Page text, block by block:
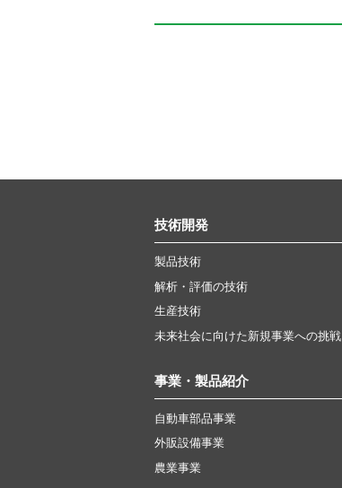
技術開発
製品技術
解析・評価の技術
生産技術
未来社会に向けた新規事業への挑戦
事業・製品紹介
自動車部品事業
外販設備事業
農業事業